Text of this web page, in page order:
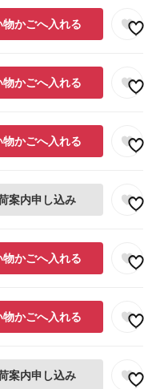
物かごへ入れる
物かごへ入れる
物かごへ入れる
案内申し込み
物かごへ入れる
物かごへ入れる
案内申し込み